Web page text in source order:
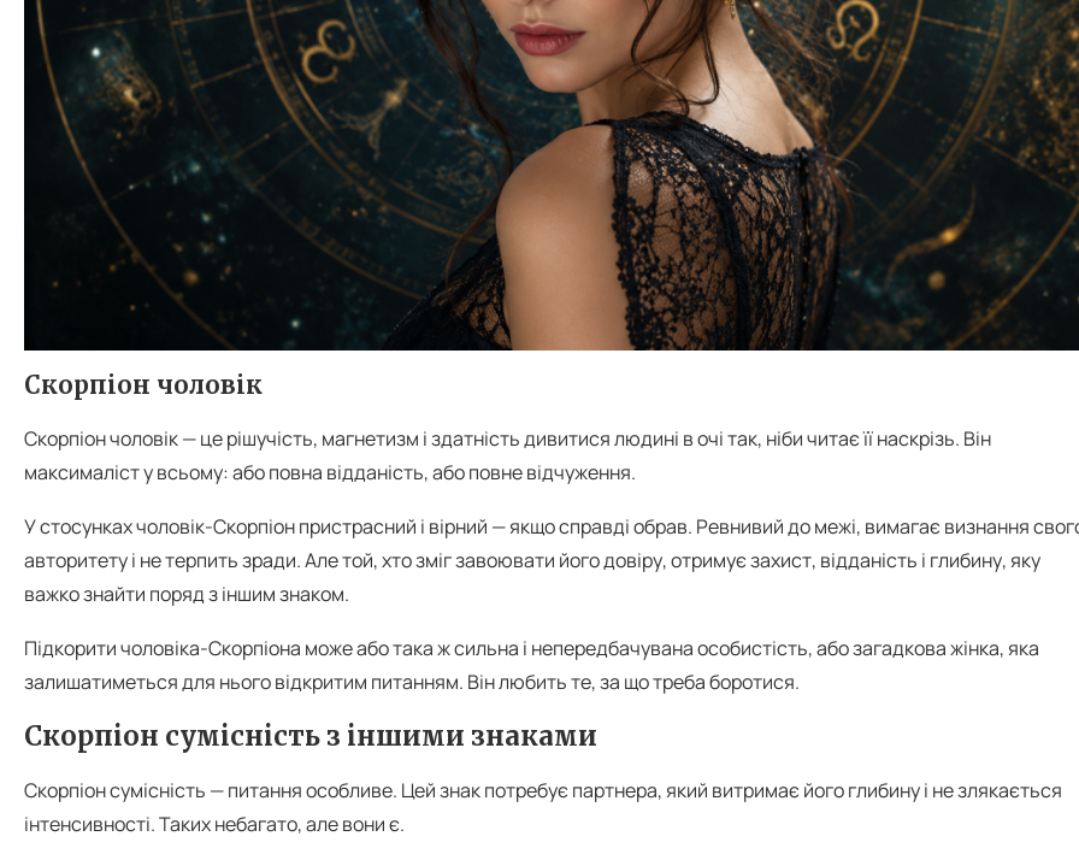
Скорпіон чоловік
Скорпіон чоловік — це рішучість, магнетизм і здатність дивитися людині в очі так, ніби читає її наскрізь. Він
максималіст у всьому: або повна відданість, або повне відчуження.
У стосунках чоловік-Скорпіон пристрасний і вірний — якщо справді обрав. Ревнивий до межі, вимагає визнання
авторитету і не терпить зради. Але той, хто зміг завоювати його довіру, отримує захист, відданість і глибину, яку
важко знайти поряд з іншим знаком.
Підкорити чоловіка-Скорпіона може або така ж сильна і непередбачувана особистість, або загадкова жінка, яка
залишатиметься для нього відкритим питанням. Він любить те, за що треба боротися.
Скорпіон сумісність з іншими знаками
Скорпіон сумісність — питання особливе. Цей знак потребує партнера, який витримає його глибину і не злякається
інтенсивності. Таких небагато, але вони є.